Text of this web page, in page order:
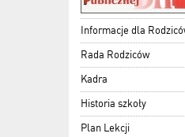
Informacje dla
Rada Rodziców
Kadra
Historia szkoły
Plan Lekcji